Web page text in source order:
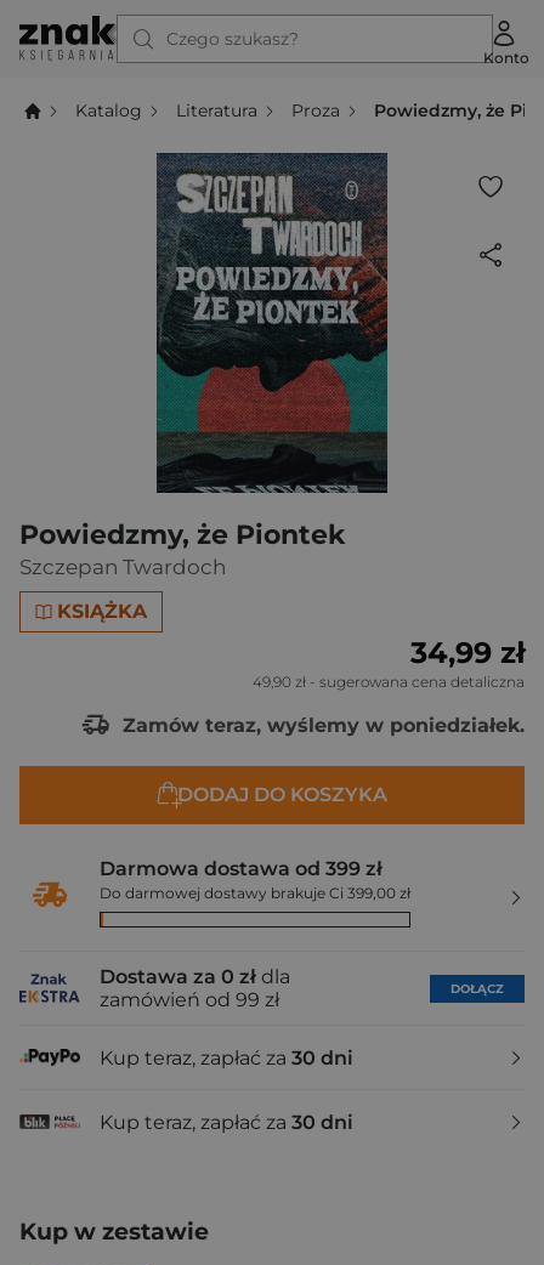
Czego szukasz?
Konto
Katalog Literatura Proza Powiedzmy, że
Powiedzmy, że Piontek
Szczepan Twardoch
KSIĄŻKA
34,99 zł
49,90 zł - sugerowana cena detaliczna
Zamów teraz, wyślemy w poniedziałek.
DODAJ DO KOSZYKA
Darmowa dostawa od 399 zł
Do darmowej dostawy brakuje Ci 399,00 zł
Dostawa za 0 zł dla
zamówień od 99 zł
DOŁĄCZ
Kup teraz, zapłać za 30 dni
Kup teraz, zapłać za 30 dni
Kup w zestawie